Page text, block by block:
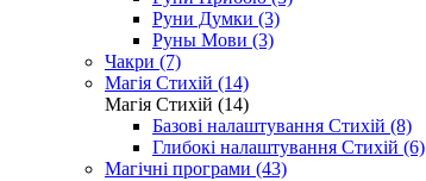
Руни Думки (3)
Руны Мови (3)
Чакри (7)
Магія Стихій (14)
Магія Стихій (14)
Базові налаштування Стихій (8)
Глибокі налаштування Стихій (6)
Магічні програми (43)